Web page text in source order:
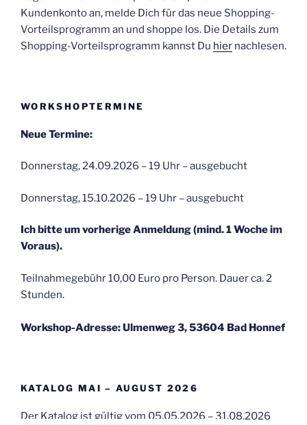
Kundenkonto an, melde Dich für das neue Shopping-
Vorteilsprogramm an und shoppe los. Die Details zum
Shopping-Vorteilsprogramm kannst Du hier nachlesen.
WORKSHOPTERMINE
Neue Termine:
Donnerstag, 24.09.2026 – 19 Uhr – ausgebucht
Donnerstag, 15.10.2026 – 19 Uhr – ausgebucht
Ich bitte um vorherige Anmeldung (mind. 1 Woche im
Voraus).
Teilnahmegebühr 10,00 Euro pro Person. Dauer ca. 2
Stunden.
Workshop-Adresse: Ulmenweg 3, 53604 Bad Honnef
KATALOG MAI – AUGUST 2026
Der Katalog ist gültig vom 05.05.2026 – 31.08.2026